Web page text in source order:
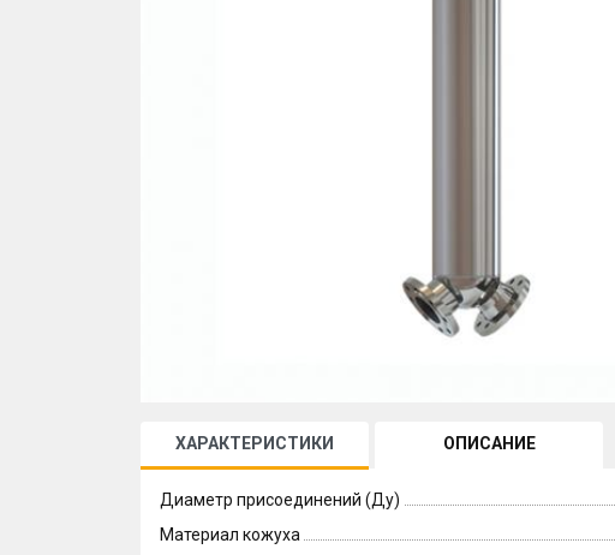
ХАРАКТЕРИСТИКИ ОПИСАНИЕ
Диаметр присоединений (Ду)
Материал кожуха